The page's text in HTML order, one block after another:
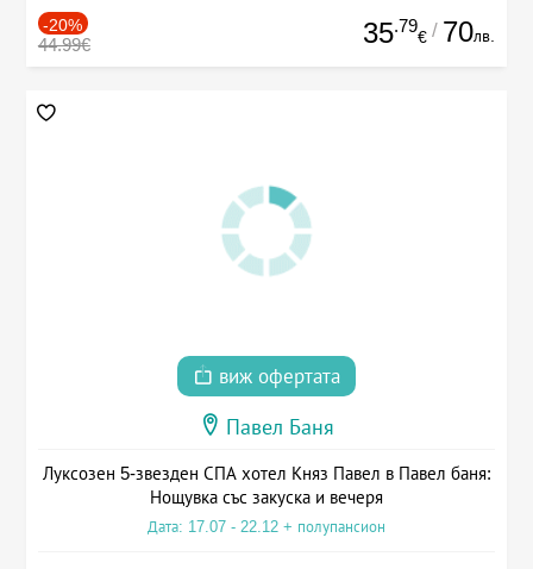
-20%
44.99€ 35.79
€ / 70лв.
виж офертата
Павел Баня
Луксозен 5-звезден СПА хотел Княз Павел в Павел баня:
Нощувка със закуска и вечеря
Дата: 17.07 - 22.12 + полупансион